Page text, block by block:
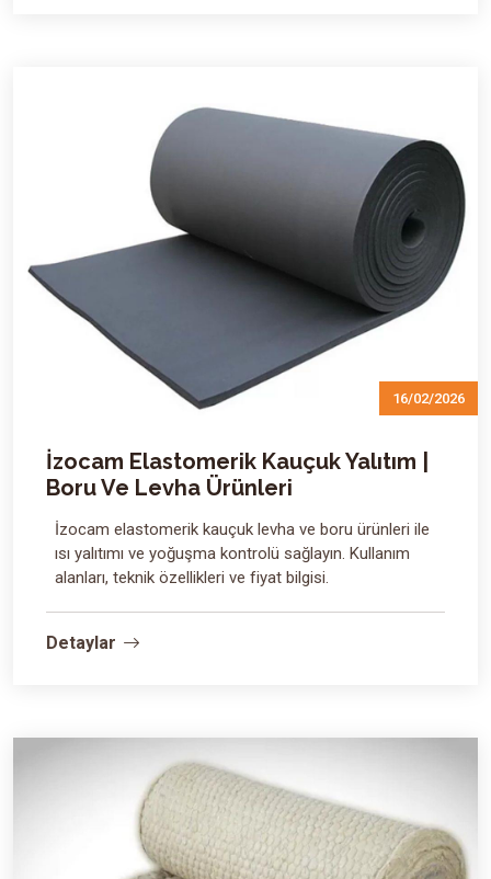
16/02/2026
İzocam Elastomerik Kauçuk Yalıtım |
Boru Ve Levha Ürünleri
İzocam elastomerik kauçuk levha ve boru ürünleri ile
ısı yalıtımı ve yoğuşma kontrolü sağlayın. Kullanım
alanları, teknik özellikleri ve fiyat bilgisi.
Detaylar